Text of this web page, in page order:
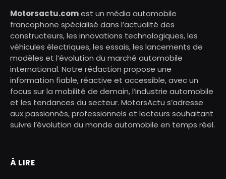
Motorsactu.comest un média automobile
francophone spécialisé dans l’actualité des
constructeurs, les innovations technologiques, les
véhicules électriques, les essais, les lancements de
modèles et l’évolution du marché automobile
international. Notre rédaction propose une
information fiable, réactive et accessible, avec un
focus sur la mobilité de demain, l’industrie automobile
et les tendances du secteur. MotorsActu s’adresse
aux passionnés, professionnels et lecteurs souhaitant
suivre l’évolution du monde automobile en temps réel.
À LIRE